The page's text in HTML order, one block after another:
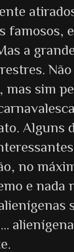
famosos,
a
mas sim
Alguns
no
e nada